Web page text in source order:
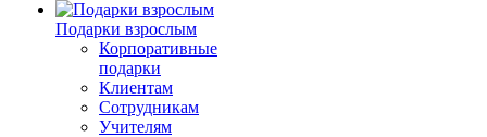
Подарки взрослым
Корпоративные
подарки
Клиентам
Сотрудникам
Учителям